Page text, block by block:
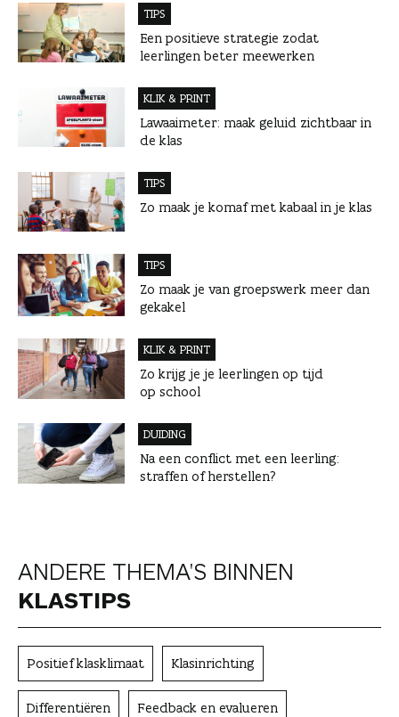
TIPS
Een positieve strategie zodat
leerlingen beter meewerken
KLIK & PRINT
Lawaaimeter: maak geluid zichtbaar in
de klas
TIPS
Zo maak je komaf met kabaal in je klas
TIPS
Zo maak je van groepswerk meer dan
gekakel
KLIK & PRINT
Zo krijg je je leerlingen op tijd
op school
DUIDING
Na een conflict met een leerling:
straffen of herstellen?
ANDERE THEMA'S BINNEN
KLASTIPS
Positief klasklimaat Klasinrichting
Differentiëren Feedback en evalueren